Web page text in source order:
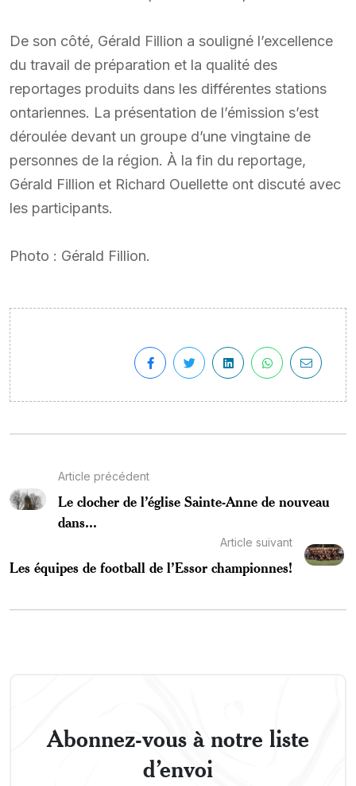
De son côté, Gérald Fillion a souligné l’excellence
du travail de préparation et la qualité des
reportages produits dans les différentes stations
ontariennes. La présentation de l’émission s’est
déroulée devant un groupe d’une vingtaine de
personnes de la région. À la fin du reportage,
Gérald Fillion et Richard Ouellette ont discuté avec
les participants.
Photo : Gérald Fillion.
Article précédent
Le clocher de l’église Sainte-Anne de nouveau
dans...
Article suivant
Les équipes de football de l’Essor championnes!
Abonnez-vous à notre liste
d’envoi